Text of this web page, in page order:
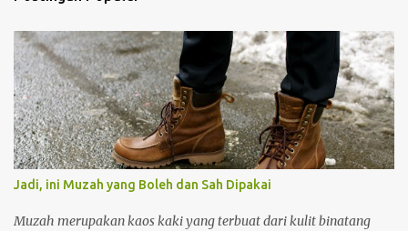
Jadi, ini Muzah yang Boleh dan Sah Dipakai
Muzah merupakan kaos kaki yang terbuat dari kulit binatang